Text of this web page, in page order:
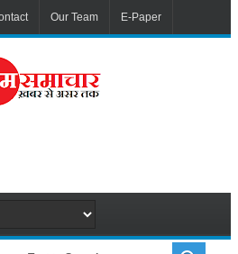
Our Team E-Paper